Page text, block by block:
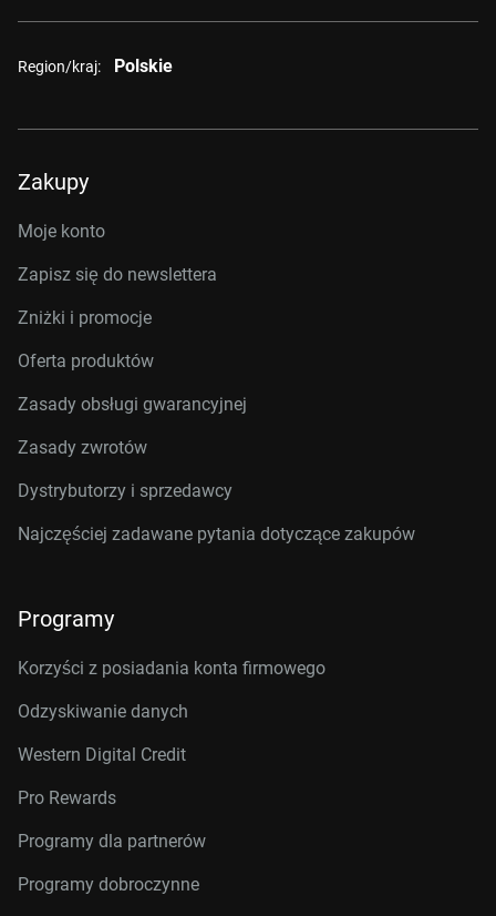
Region/kraj: Polskie
Zakupy
Moje konto
Zapisz się do newslettera
Zniżki i promocje
Oferta produktów
Zasady obsługi gwarancyjnej
Zasady zwrotów
Dystrybutorzy i sprzedawcy
Najczęściej zadawane pytania dotyczące zakupów
Programy
Korzyści z posiadania konta firmowego
Odzyskiwanie danych
Western Digital Credit
Pro Rewards
Programy dla partnerów
Programy dobroczynne